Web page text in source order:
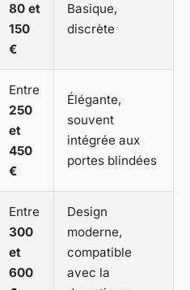
80 et
150
€
Basique,
discrète
Entre
250
et
450
€
Élégante,
souvent
intégrée aux
portes blindées
Entre
300
et
600
Design
moderne,
compatible
avec la